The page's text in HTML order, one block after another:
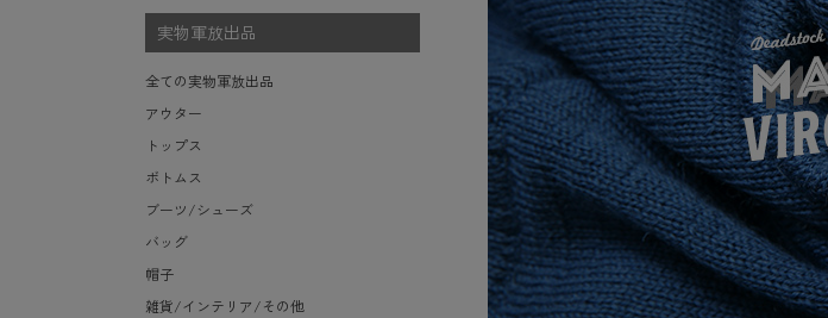
モッズコート
ダッフルバッグ
ボストンバッグ
ポーチ/ケース/etc
スーツケース/キャリーバッグ
ビジネスバッグ
サングラス・ゴーグル
ベレー帽
ハンチング
キャスケット
その他
ボックス/ガソリン缶/etc
生地・テントシェル
ミッドベースレイヤー Level.2
ウィンドレイヤー Level.4
ソフトシェルレイヤー Level.5
ハードシェルレイヤー Level.6
アウターレイヤー Level.7
実物軍放出品
全ての実物軍放出品
アウター
トップス
ボトムス
ブーツ/シューズ
バッグ
帽子
雑貨/インテリア/その他